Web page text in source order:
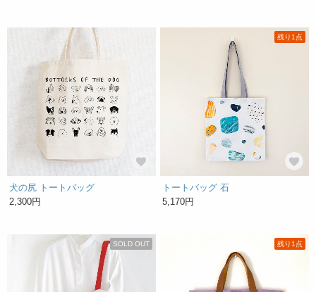
犬の尻 トートバッグ
2,300円
残り1点
トートバッグ 石
5,170円
SOLD OUT 残り1点